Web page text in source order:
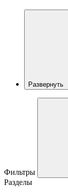
Развернуть
Фильтры
Разделы